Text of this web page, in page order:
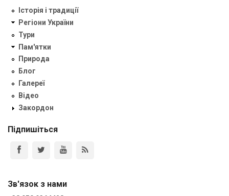
Історія і традиції
Регіони України
Тури
Пам'ятки
Природа
Блог
Галереї
Відео
Закордон
Підпишіться
Зв'язок з нами